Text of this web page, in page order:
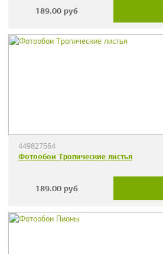
189.00 руб
449827564
Фотообои Тропические листья
189.00 руб